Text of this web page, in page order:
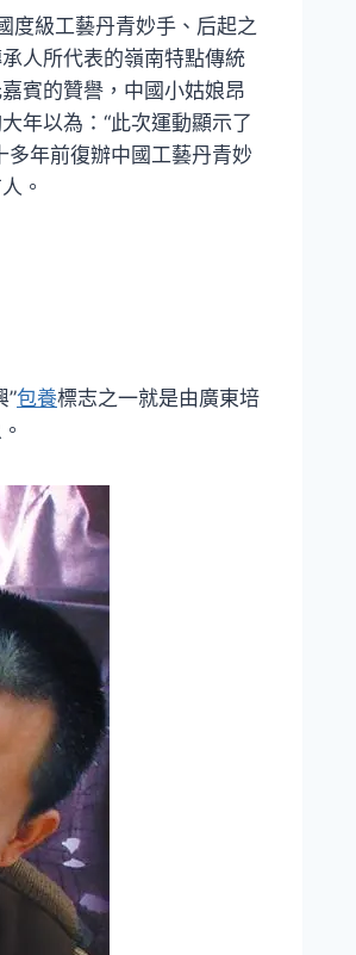
度級工藝丹青妙手、后起之
人所代表的嶺南特點傳統
賓的贊譽，中國小姑娘昂
年以為：“此次運動顯示了
多年前復辦中國工藝丹青妙
。
”包養標志之一就是由廣東培